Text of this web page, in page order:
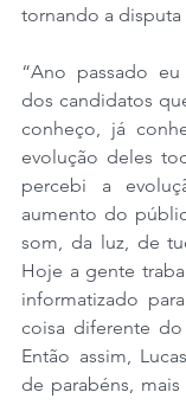
tornando a disputa
“Ano passado
dos candidatos
conheço, já
evolução deles
percebi a
aumento do
som, da luz, de
Hoje a gente
informatizado
coisa diferente
Então assim,
de parabéns,